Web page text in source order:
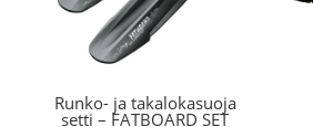
Runko- ja takalokasuoja
setti – FATBOARD SET